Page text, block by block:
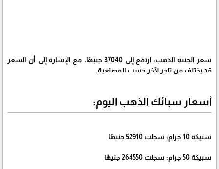
سعر الجنيه الذهب: ارتفع إلى 37040 جنيهًا، مع الإشارة إلى أن السعر
قد يختلف من تاجر لآخر حسب المصنعية.
أسعار سبائك الذهب اليوم:
سبيكة 10 جرام: سجلت 52910 جنيهًا
سبيكة 50 جرام: سجلت 264550 جنيهًا